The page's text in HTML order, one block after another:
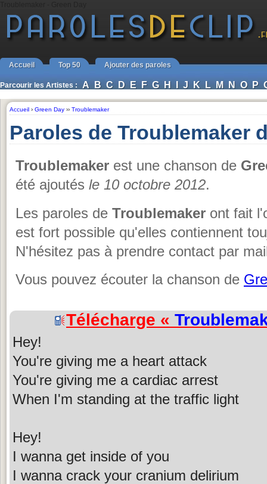
Accueil Top 50 Ajouter des paroles
Parcourir les Artistes : A B C D E F G H I J K L M N O P
Accueil › Green Day ›› Troublemaker
Paroles de Troublemaker
Troublemaker est une chanson de
été ajoutés le 10 octobre 2012.
Les paroles de Troublemaker ont fait
est fort possible qu'elles contiennent
N'hésitez pas à prendre contact par
Vous pouvez écouter la chanson de
Télécharge «
Hey!
You're giving me a heart attack
You're giving me a cardiac arrest
When I'm standing at the traffic light
Hey!
I wanna get inside of you
I wanna crack your cranium delirium